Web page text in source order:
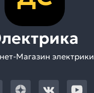
Магазин электрики